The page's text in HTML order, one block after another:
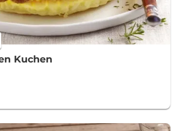
Kuchen